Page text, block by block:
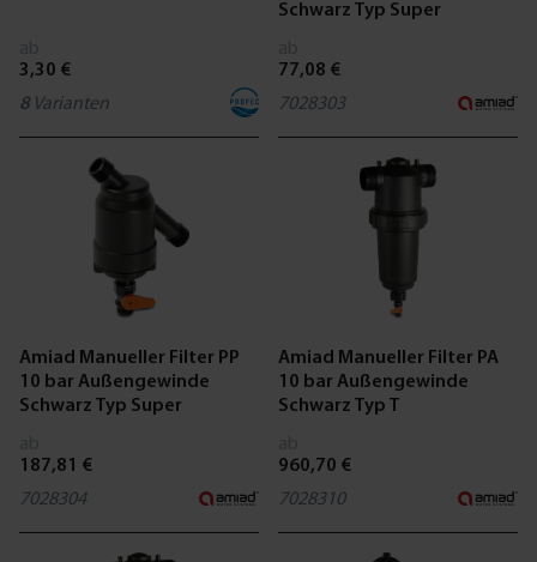
3,30 €
8 Varianten
Schwarz Typ Super
77,08 €
7028303
Amiad Manueller Filter PP
10 bar Außengewinde
Schwarz Typ Super
187,81 €
7028304
Amiad Manueller Filter PA
10 bar Außengewinde
Schwarz Typ T
960,70 €
7028310